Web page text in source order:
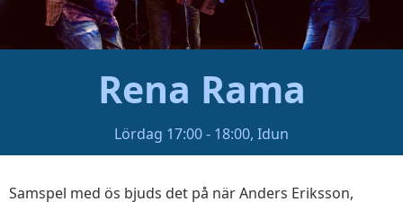
Rena Rama
Lördag 17:00 - 18:00, Idun
Samspel med ös bjuds det på när Anders Eriksson,